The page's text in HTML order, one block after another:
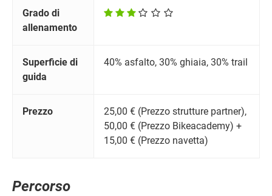
Grado di
allenamento
Superficie di
guida
40% asfalto, 30% ghiaia, 30% trail
Prezzo
25,00 € (Prezzo strutture partner),
50,00 € (Prezzo Bikeacademy) +
15,00 € (Prezzo navetta)
Percorso